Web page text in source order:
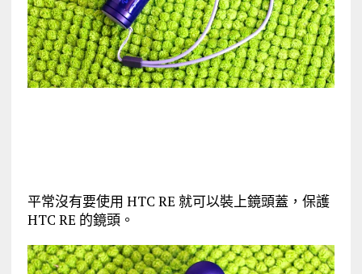
平常沒有要使用 HTC RE 就可以裝上鏡頭蓋，保護
HTC RE 的鏡頭。